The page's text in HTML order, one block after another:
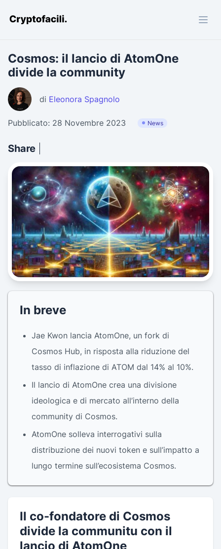
Cryptofacili.com
Cosmos: il lancio di AtomOne
divide la community
di Eleonora Spagnolo
Pubblicato: 28 Novembre 2023 News
Share
In breve
Jae Kwon lancia AtomOne, un fork di
Cosmos Hub, in risposta alla riduzione del
tasso di inflazione di ATOM dal 14% al 10%.
Il lancio di AtomOne crea una divisione
ideologica e di mercato all’interno della
community di Cosmos.
AtomOne solleva interrogativi sulla
distribuzione dei nuovi token e sull’impatto a
lungo termine sull’ecosistema Cosmos.
Il co-fondatore di Cosmos
divide la communitu con il
lancio di AtomOne